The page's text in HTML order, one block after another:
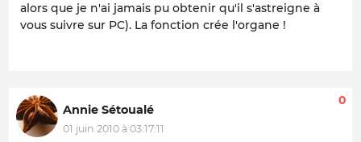
alors que je n'ai jamais pu obtenir qu'il s'astreigne à
vous suivre sur PC). La fonction crée l'organe !
Annie Sétoualé
01 juin 2010 à 03:17:11
0